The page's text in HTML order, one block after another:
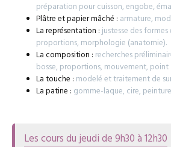
préparation pour cuisson, engobe,
Plâtre et papier mâché : armature,
La représentation : justesse des
proportions, morphologie (anatomie).
La composition : recherches
bosse, proportions, mouvement, point
La touche : modelé et traitement de
La patine : gomme-laque, cire,
Les cours du jeudi de 9h30 à 12h30